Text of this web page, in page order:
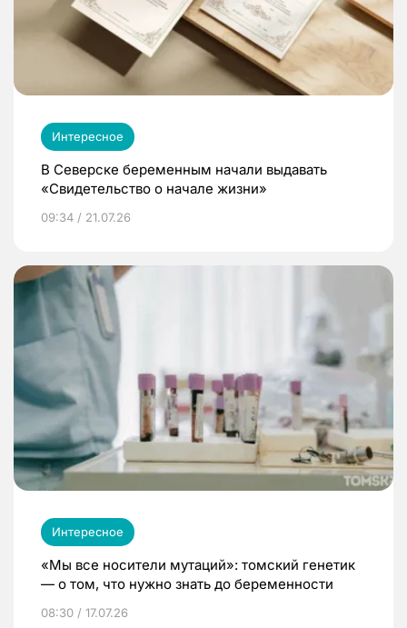
Интересное
В Северске беременным начали выдавать
«Свидетельство о начале жизни»
09:34 / 21.07.26
Интересное
«Мы все носители мутаций»: томский генетик
— о том, что нужно знать до беременности
08:30 / 17.07.26